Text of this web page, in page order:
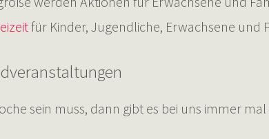
für Kinder, Jugendliche, Erwachsene und
sein muss, dann gibt es bei uns immer